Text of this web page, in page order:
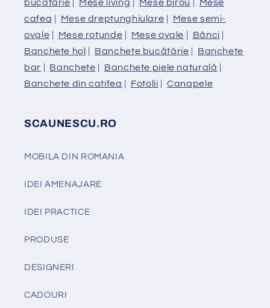
bucătărie | Mese living | Mese birou | Mese
cafea | Mese dreptunghiulare | Mese semi-
ovale | Mese rotunde | Mese ovale | Bănci |
Banchete hol | Banchete bucătărie | Banchete
bar | Banchete | Banchete piele naturală |
Banchete din catifea | Fotolii |Canapele
SCAUNESCU.RO
MOBILA DIN ROMANIA
IDEI AMENAJARE
IDEI PRACTICE
PRODUSE
DESIGNERI
CADOURI